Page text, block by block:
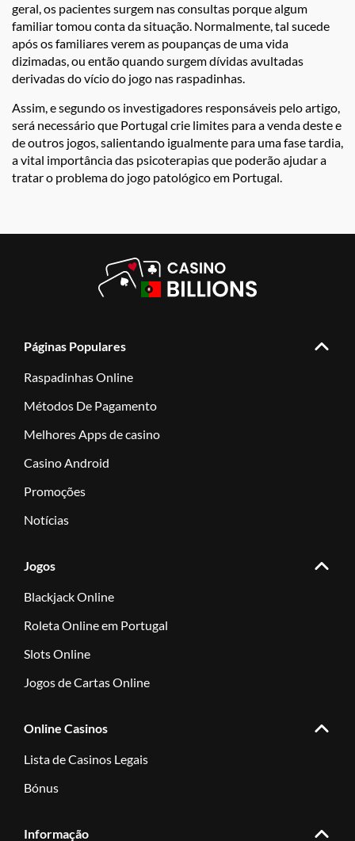
geral, os pacientes surgem nas consultas porque algum
familiar tomou conta da situação. Normalmente, tal sucede
após os familiares verem as poupanças de uma vida
dizimadas, ou então quando surgem dívidas avultadas
derivadas do vício do jogo nas raspadinhas.
Assim, e segundo os investigadores responsáveis pelo artigo,
será necessário que Portugal crie limites para a venda deste e
de outros jogos, salientando igualmente para uma fase tardia,
a vital importância das psicoterapias que poderão ajudar a
tratar o problema do jogo patológico em Portugal.
Páginas Populares
Raspadinhas Online
Métodos De Pagamento
Melhores Apps de casino
Casino Android
Promoções
Notícias
Jogos
Blackjack Online
Roleta Online em Portugal
Slots Online
Jogos de Cartas Online
Online Casinos
Lista de Casinos Legais
Bónus
Informação